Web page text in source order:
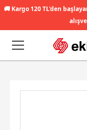
🚚 Kargo 120 TL'den